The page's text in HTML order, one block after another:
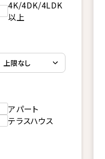
4K/4DK/4LDK
以上
アパート
テラスハウス